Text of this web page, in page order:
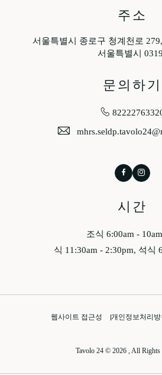
주소
서울특별시 종로구 청계천로
서울특별시
문의하기
Facebook
시간
조식 6:00am -
식 11:30am - 2:30pm, 석식
웹사이트 접근성 개인정보처리방
Tavolo 24 © 2026 , All Rights